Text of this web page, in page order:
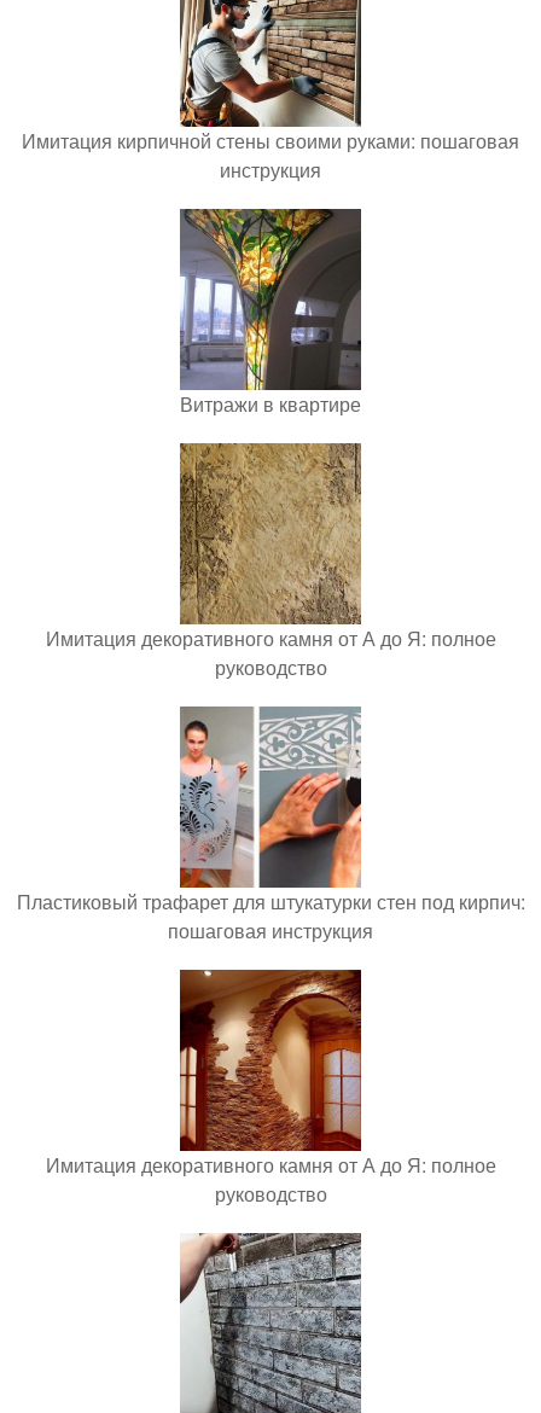
Имитация кирпичной стены своими руками: пошаговая
инструкция
Витражи в квартире
Имитация декоративного камня от А до Я: полное
руководство
Пластиковый трафарет для штукатурки стен под кирпич:
пошаговая инструкция
Имитация декоративного камня от А до Я: полное
руководство